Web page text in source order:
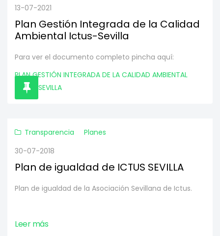
13-07-2021
Plan Gestión Integrada de la Calidad
Ambiental Ictus-Sevilla
Para ver el documento completo pincha aquí:
PLAN GESTIÓN INTEGRADA DE LA CALIDAD AMBIENTAL
ICTUS-SEVILLA
Transparencia
Planes
30-07-2018
Plan de igualdad de ICTUS SEVILLA
Plan de igualdad de la Asociación Sevillana de Ictus.
Leer más